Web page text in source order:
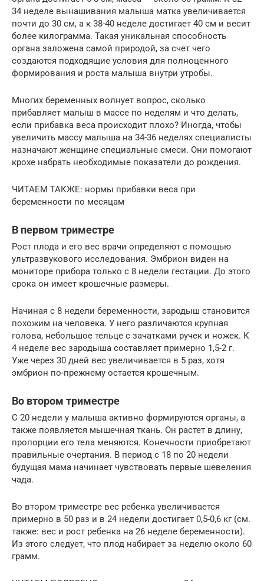
34 неделе вынашивания малыша матка увеличивается
почти до 30 см, а к 38-40 неделе достигает 40 см и весит
более килограмма. Такая уникальная способность
органа заложена самой природой, за счет чего
создаются подходящие условия для полноценного
формирования и роста малыша внутри утробы.
Многих беременных волнует вопрос, сколько
прибавляет малыш в массе по неделям и что делать,
если прибавка веса происходит плохо? Иногда, чтобы
увеличить массу малыша на 34-36 неделях специалисты
назначают женщине специальные смеси. Они помогают
крохе набрать необходимые показатели до рождения.
ЧИТАЕМ ТАКЖЕ: нормы прибавки веса при
беременности по месяцам
В первом триместре
Рост плода и его вес врачи определяют с помощью
ультразвукового исследования. Эмбрион виден на
мониторе прибора только с 8 недели гестации. До этого
срока он имеет крошечные размеры.
Начиная с 8 недели беременности, зародыш становится
похожим на человека. У него различаются крупная
голова, небольшое тельце с зачатками ручек и ножек. К
4 неделе вес зародыша составляет примерно 1,5-2 г.
Уже через 30 дней вес увеличивается в 5 раз, хотя
эмбрион по-прежнему остается крошечным.
Во втором триместре
С 20 недели у малыша активно формируются органы, а
также появляется мышечная ткань. Он растет в длину,
пропорции его тела меняются. Конечности приобретают
правильные очертания. В период с 18 по 20 недели
будущая мама начинает чувствовать первые шевеления
чада.
Во втором триместре вес ребенка увеличивается
примерно в 50 раз и в 24 недели достигает 0,5-0,6 кг (см.
также: вес и рост ребенка на 26 неделе беременности).
Из этого следует, что плод набирает за неделю около 60
грамм.